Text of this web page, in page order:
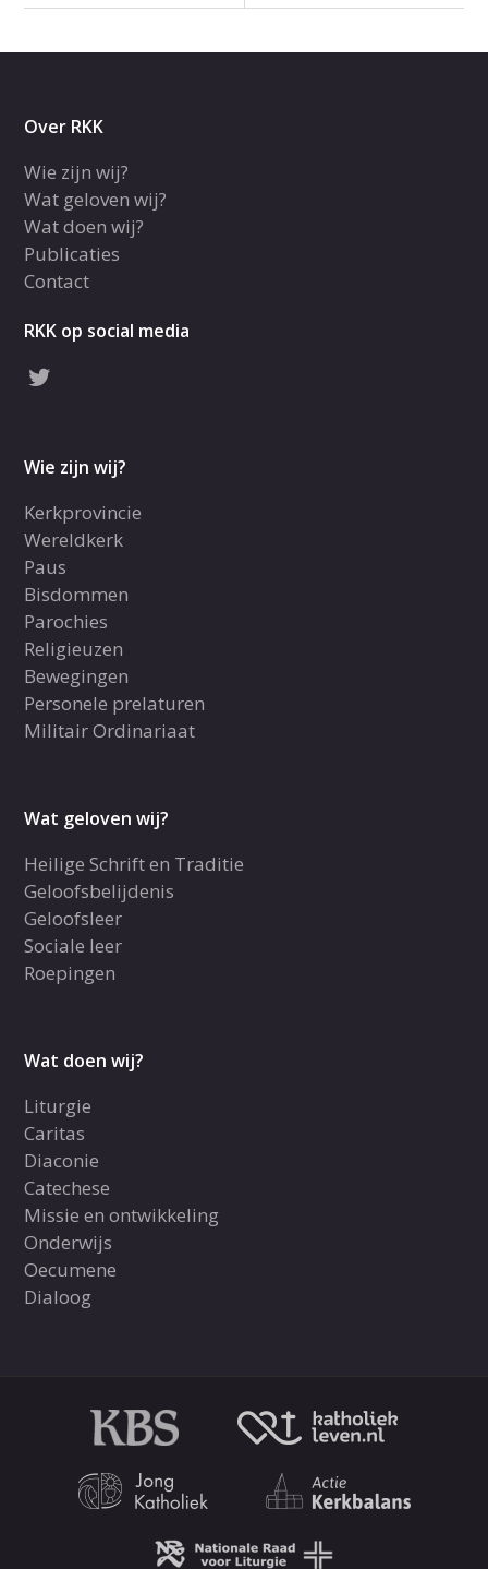
Over RKK
Wie zijn wij?
Wat geloven wij?
Wat doen wij?
Publicaties
Contact
RKK op social media
Wie zijn wij?
Kerkprovincie
Wereldkerk
Paus
Bisdommen
Parochies
Religieuzen
Bewegingen
Personele prelaturen
Militair Ordinariaat
Wat geloven wij?
Heilige Schrift en Traditie
Geloofsbelijdenis
Geloofsleer
Sociale leer
Roepingen
Wat doen wij?
Liturgie
Caritas
Diaconie
Catechese
Missie en ontwikkeling
Onderwijs
Oecumene
Dialoog